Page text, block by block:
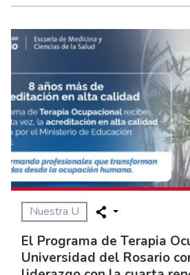
Nuestra U
El Programa de Terapia
Universidad del Rosario